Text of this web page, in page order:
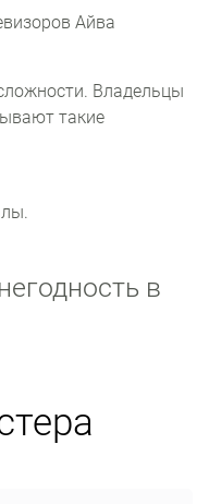
Айва
Владельцы
такие
в
матрица, модуль
‒ матрица. Она не